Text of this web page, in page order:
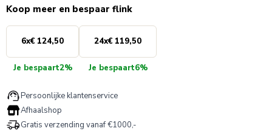
Koop meer en bespaar flink
6x€ 124,50
Je bespaart2%
24x€ 119,50
Je bespaart6%
Persoonlijke klantenservice
Afhaalshop
Gratis verzending vanaf €1000,-